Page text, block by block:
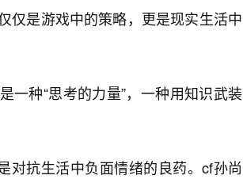
仅是游戏中的策略，更是现实生活中
一种“思考的力量”，一种用知识武装
对抗生活中负面情绪的良药。cf孙尚